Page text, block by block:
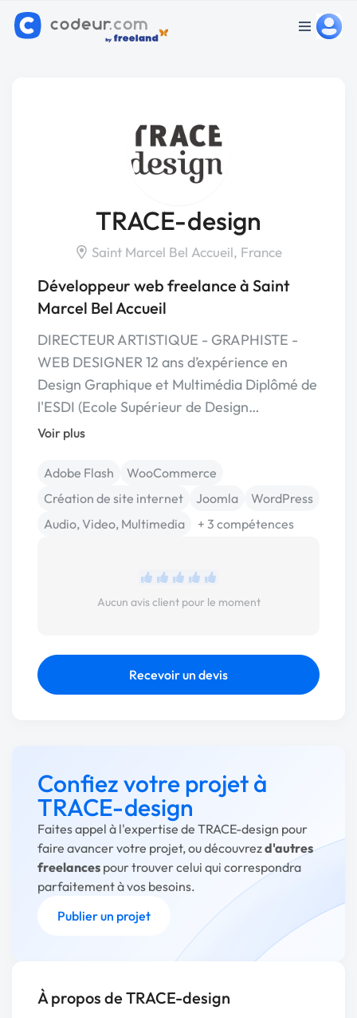
TRACE-design
Saint Marcel Bel Accueil, France
Développeur web freelance à Saint
Marcel Bel Accueil
DIRECTEUR ARTISTIQUE - GRAPHISTE -
WEB DESIGNER 12 ans d’expérience en
Design Graphique et Multimédia Diplômé de
l'ESDI (Ecole Supérieur de Design…
Voir plus
Adobe Flash
WooCommerce
Création de site internet
Joomla
WordPress
Audio, Video, Multimedia
+ 3 compétences
Aucun avis client pour le moment
Recevoir un devis
Confiez votre projet à
TRACE-design
Faites appel à l'expertise de TRACE-design pour
faire avancer votre projet, ou découvrezd'autres
freelances pour trouver celui qui correspondra
parfaitement à vos besoins.
Publier un projet
À propos de TRACE-design